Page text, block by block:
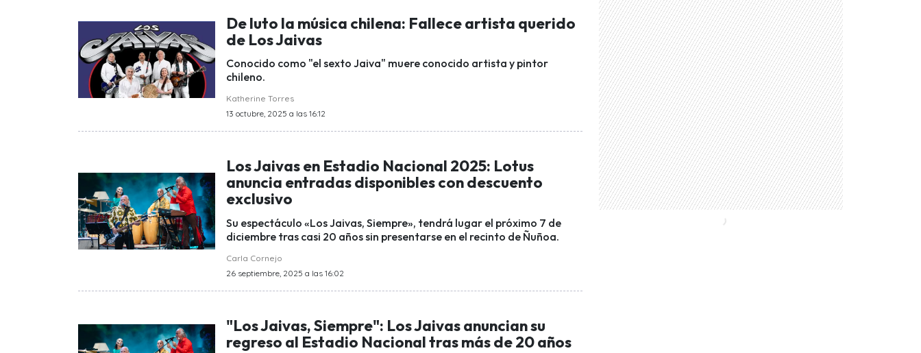
De luto la música chilena: Fallece artista querido
de Los Jaivas
Conocido como "el sexto Jaiva" muere conocido artista y pintor
chileno.
Katherine Torres
13 octubre, 2025 a las 16:12
Los Jaivas en Estadio Nacional 2025: Lotus
anuncia entradas disponibles con descuento
exclusivo
Su espectáculo «Los Jaivas, Siempre», tendrá lugar el próximo 7 de
diciembre tras casi 20 años sin presentarse en el recinto de Ñuñoa.
Carla Cornejo
26 septiembre, 2025 a las 16:02
"Los Jaivas, Siempre": Los Jaivas anuncian su
regreso al Estadio Nacional tras más de 20 años